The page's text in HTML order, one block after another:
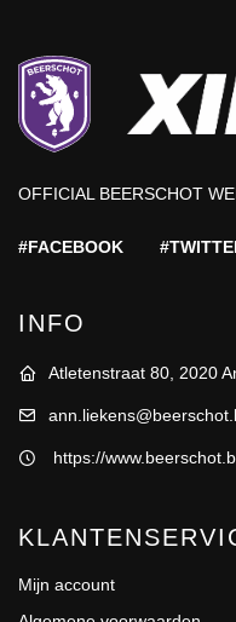
OFFICIAL BEERSCHOT
#FACEBOOK
INFO
Atletenstraat 80, 2020
https://
Mijn account